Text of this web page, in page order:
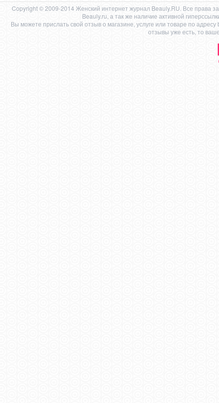
Copyright © 2009-2014 Женский интернет журнал Beauly.RU. Все права
Beauly.ru, а так же наличие активной
Вы можете прислать свой отзыв о магазине, услуге или товаре по адресу
отзывы уже есть, то